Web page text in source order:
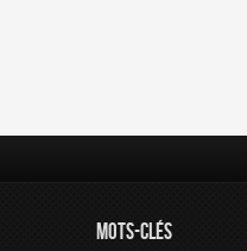
MOTS-CLÉS